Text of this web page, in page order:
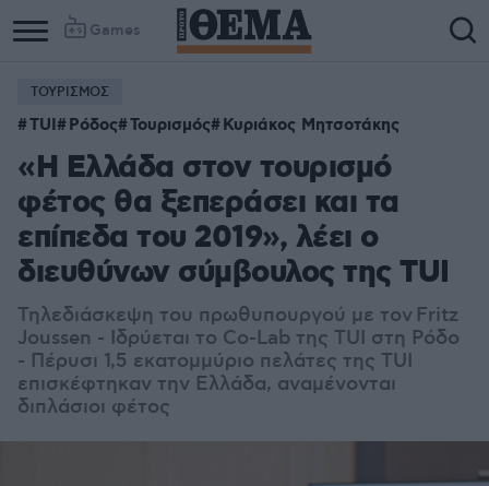
Games
Column
1
Column
2
ΤΟΥΡΙΣΜΟΣ
TUI Ρόδος Τουρισμός Κυριάκος Μητσοτάκης
«Η Ελλάδα στον τουρισμό
φέτος θα ξεπεράσει και τα
επίπεδα του 2019», λέει ο
διευθύνων σύμβουλος της TUI
Τηλεδιάσκεψη του πρωθυπουργού με τον Fritz
Joussen - Ιδρύεται το Co-Lab της TUI στη Ρόδο
- Πέρυσι 1,5 εκατομμύριο πελάτες της TUI
επισκέφτηκαν την Ελλάδα, αναμένονται
διπλάσιοι φέτος